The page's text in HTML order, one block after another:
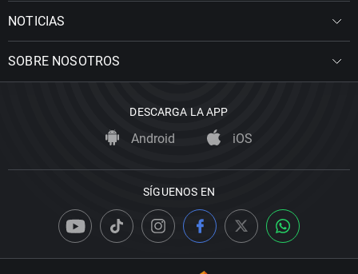
NOTICIAS
SOBRE NOSOTROS
DESCARGA LA APP
Android iOS
SÍGUENOS EN